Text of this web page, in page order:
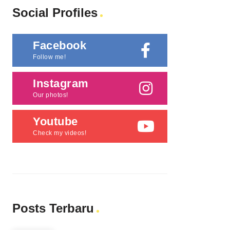
Social Profiles
Facebook
Follow me!
Instagram
Our photos!
Youtube
Check my videos!
Posts Terbaru